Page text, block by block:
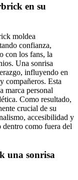
en su
moldea
confianza,
con los fans, la
Una sonrisa
influyendo en
compañeros. Esta
marca personal
Como resultado,
crucial de su
accesibilidad y
dentro como fuera del
una sonrisa